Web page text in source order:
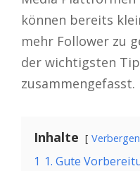
können bereits
mehr Follower zu
der wichtigsten
zusammengefasst.
Inhalte Verbergen
1 1. Gute